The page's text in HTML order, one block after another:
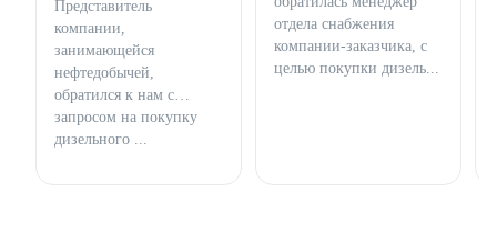
Представитель
компании,
занимающейся
нефтедобычей,
обратился к нам с
запросом на покупку
дизельного ...
отдела снабжения
компании-заказчика, с
целью покупки дизель...